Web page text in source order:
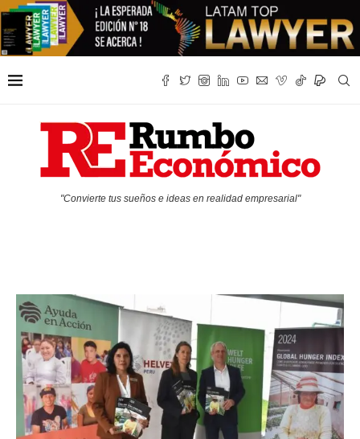
"Convierte tus sueños e ideas en realidad empresarial"